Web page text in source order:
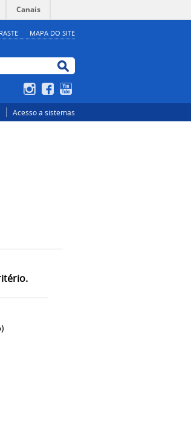
Canais
MAPA DO SITE
Buscar no portal
InstagramFacebook
Acesso a sistemas